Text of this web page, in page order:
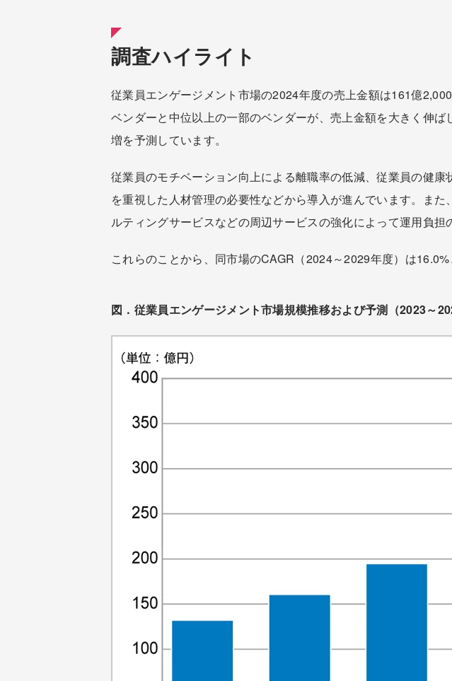
調査ハイライト
従業員エンゲージメント市場の2024年度の売上金額は161億
ベンダーと中位以上の一部のベンダーが、売上金額を大きく伸
増を予測しています。
従業員のモチベーション向上による離職率の低減、従業員の健
を重視した人材管理の必要性などから導入が進んでいます。ま
ルティングサービスなどの周辺サービスの強化によって運用負
これらのことから、同市場のCAGR（2024～2029年度）は
図．従業員エンゲージメント市場規模推移および予測（2023～